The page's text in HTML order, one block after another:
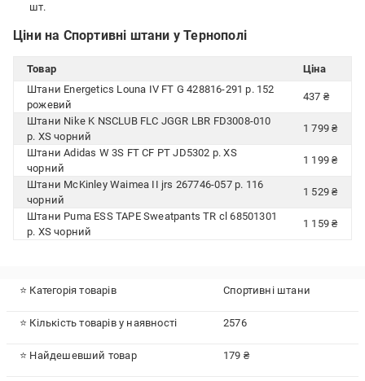
шт.
Ціни на Спортивні штани у Тернополі
Товар
Ціна
Штани Energetics Louna IV FT G 428816-291 р. 152
рожевий
437 ₴
Штани Nike K NSCLUB FLC JGGR LBR FD3008-010
р. XS чорний
1 799 ₴
Штани Adidas W 3S FT CF PT JD5302 р. XS
чорний
1 199 ₴
Штани McKinley Waimea II jrs 267746-057 р. 116
чорний
1 529 ₴
Штани Puma ESS TAPE Sweatpants TR cl 68501301
р. XS чорний
1 159 ₴
⭐ Категорія товарів Спортивні штани
⭐ Кількість товарів у наявності 2576
⭐ Найдешевший товар 179 ₴